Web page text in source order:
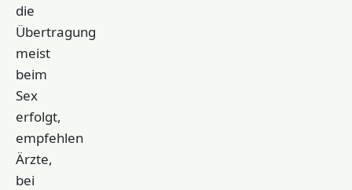
die
Übertragung
meist
beim
Sex
erfolgt,
empfehlen
Ärzte,
bei